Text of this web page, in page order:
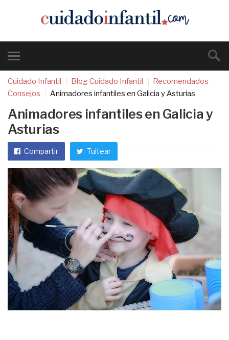
Cuidado Infantil Blog Cuidado Infantil
Recomendados
Consejos
Animadores infantiles en Galicia y Asturias
Animadores infantiles en Galicia y
Asturias
Compartir Tuitear